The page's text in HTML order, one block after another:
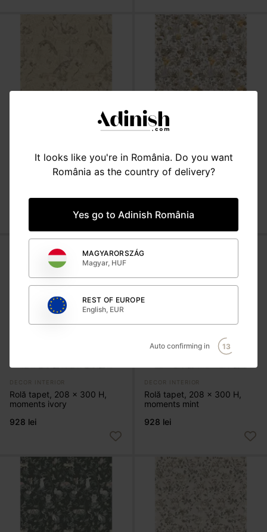
DECOR INTERIOR
Rolă tapet, 208 x 300 H, fox
928 lei
DECOR INTERIOR
Rolă tapet, 208 x 300 H,
928 lei
DECOR INTERIOR
Rolă tapet, 208 x 300 H,
moments ivory
928 lei
DECOR INTERIOR
Rolă tapet, 208 x 300 H,
moments mint
928 lei
It looks like you're in România. Do you want
România as the country of delivery?
Yes go to Adinish România
MAGYARORSZÁG
Magyar, HUF
REST OF EUROPE
English, EUR
Auto confirming in 12